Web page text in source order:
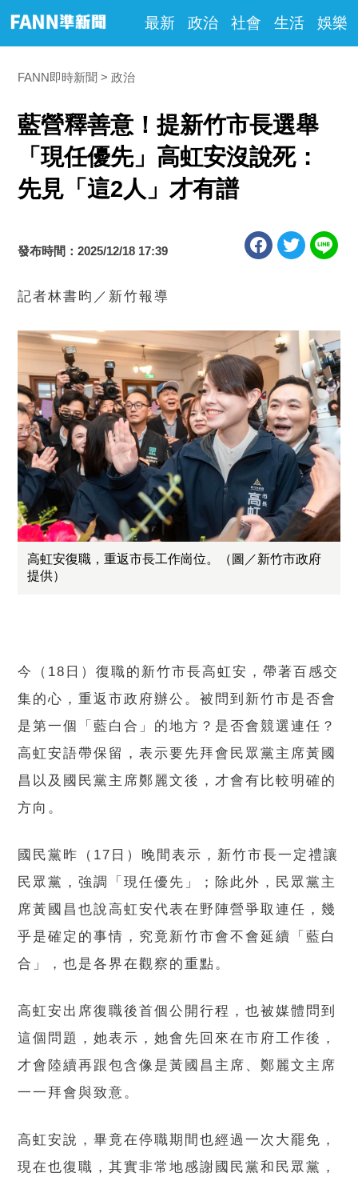
最新 政治 社會 生活 娛樂
FANN即時新聞 政治
藍營釋善意！提新竹市長選舉
「現任優先」高虹安沒說死：
先見「這2人」才有譜
發布時間：2025/12/18 17:39
記者林書昀／新竹報導
高虹安復職，重返市長工作崗位。（圖／新竹市政府
提供）
今（18日）復職的新竹市長高虹安，帶著百感交
集的心，重返市政府辦公。被問到新竹市是否會
是第一個「藍白合」的地方？是否會競選連任？
高虹安語帶保留，表示要先拜會民眾黨主席黃國
昌以及國民黨主席鄭麗文後，才會有比較明確的
方向。
國民黨昨（17日）晚間表示，新竹市長一定禮讓
民眾黨，強調「現任優先」；除此外，民眾黨主
席黃國昌也說高虹安代表在野陣營爭取連任，幾
乎是確定的事情，究竟新竹市會不會延續「藍白
合」，也是各界在觀察的重點。
高虹安出席復職後首個公開行程，也被媒體問到
這個問題，她表示，她會先回來在市府工作後，
才會陸續再跟包含像是黃國昌主席、鄭麗文主席
一一拜會與致意。
高虹安說，畢竟在停職期間也經過一次大罷免，
現在也復職，其實非常地感謝國民黨和民眾黨，